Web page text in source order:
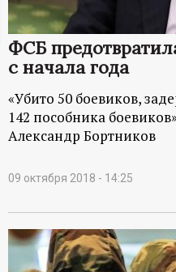
а
ц
и
о
н
н
ы
ФСБ
с начала года
«Убито 50 боевиков,
142 пособника
Александр Бортников
09 октября 2018 - 14:25